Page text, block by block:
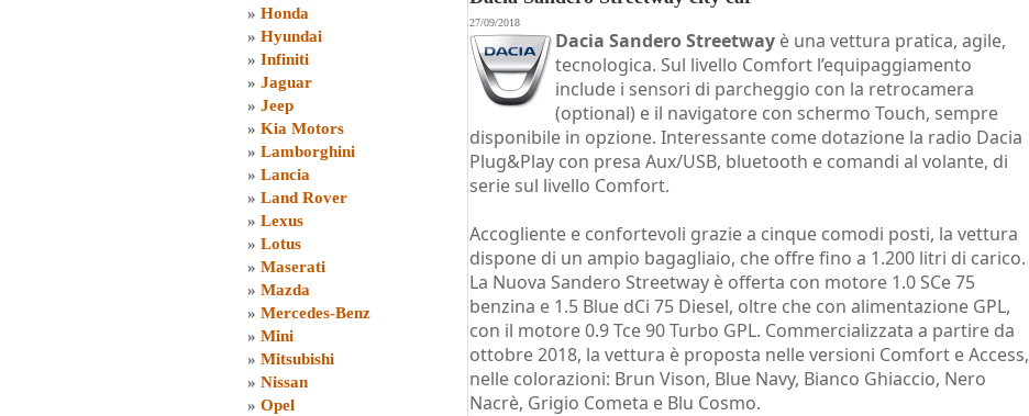
» Honda
» Hyundai
» Infiniti
» Jaguar
» Jeep
» Kia Motors
» Lamborghini
» Lancia
» Land Rover
» Lexus
» Lotus
» Maserati
» Mazda
» Mercedes-Benz
» Mini
» Mitsubishi
» Nissan
» Opel
27/09/2018
Dacia Sandero Streetway è una vettura pratica, agile,
tecnologica. Sul livello Comfort l’equipaggiamento
include i sensori di parcheggio con la retrocamera
(optional) e il navigatore con schermo Touch, sempre
disponibile in opzione. Interessante come dotazione la radio Dacia
Plug&Play con presa Aux/USB, bluetooth e comandi al volante, di
serie sul livello Comfort.
Accogliente e confortevoli grazie a cinque comodi posti, la vettura
dispone di un ampio bagagliaio, che offre fino a 1.200 litri di carico.
La Nuova Sandero Streetway è offerta con motore 1.0 SCe 75
benzina e 1.5 Blue dCi 75 Diesel, oltre che con alimentazione GPL,
con il motore 0.9 Tce 90 Turbo GPL. Commercializzata a partire da
ottobre 2018, la vettura è proposta nelle versioni Comfort e Access,
nelle colorazioni: Brun Vison, Blue Navy, Bianco Ghiaccio, Nero
Nacrè, Grigio Cometa e Blu Cosmo.